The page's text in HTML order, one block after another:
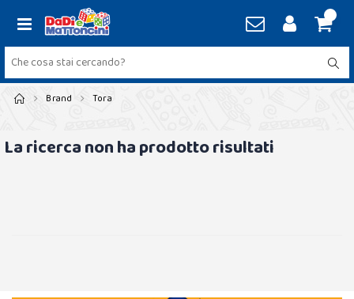
Brand Tora
La ricerca non ha prodotto risultati